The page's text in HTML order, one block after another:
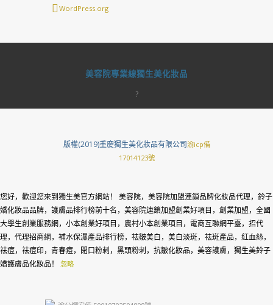
WordPress.org
美容院專業線獨生美化妝品
?
版權(2019)重慶獨生美化妝品有限公司渝icp備
17014123號
您好，歡迎您來到獨生美官方網站！ 美容院，美容院加盟連鎖品牌化妝品代理，鈴子
嬌化妝品品牌，護膚品排行榜前十名，美容院連鎖加盟創業好項目，創業加盟，全國
大學生創業服務網，小本創業好項目，農村小本創業項目，電商互聯網平臺，招代
理，代理招商網，補水保濕產品排行榜，祛皺美白，美白淡斑，祛斑產品，紅血絲，
祛痘，祛痘印，青春痘，閉口粉刺，黑頭粉刺，抗皺化妝品，美容護膚，獨生美鈴子
嬌護膚品化妝品！ 忽略